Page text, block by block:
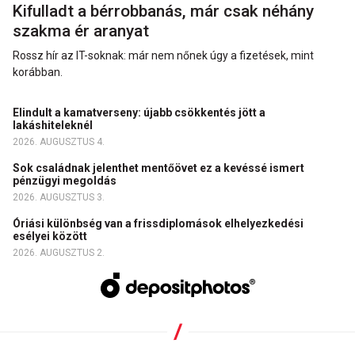
Kifulladt a bérrobbanás, már csak néhány
szakma ér aranyat
Rossz hír az IT-soknak: már nem nőnek úgy a fizetések, mint
korábban.
Elindult a kamatverseny: újabb csökkentés jött a
lakáshiteleknél
2026. AUGUSZTUS 4.
Sok családnak jelenthet mentőövet ez a kevéssé ismert
pénzügyi megoldás
2026. AUGUSZTUS 3.
Óriási különbség van a frissdiplomások elhelyezkedési
esélyei között
2026. AUGUSZTUS 2.